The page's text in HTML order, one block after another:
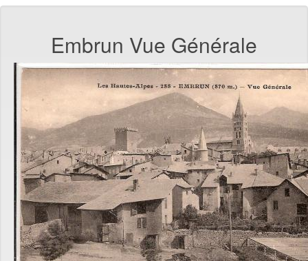
Embrun Vue Générale